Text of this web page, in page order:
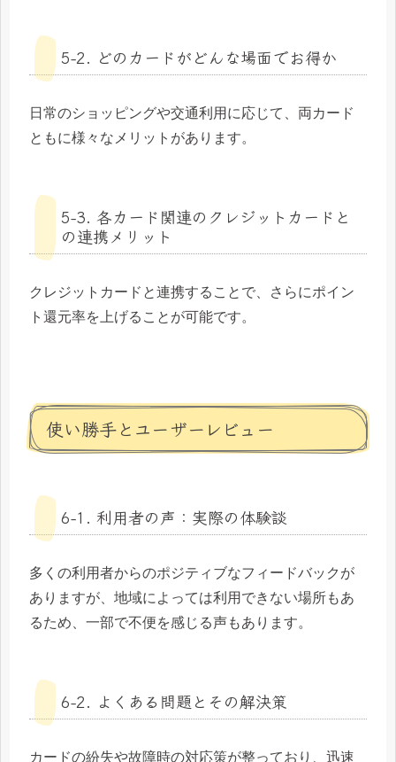
5-2. どのカードがどんな場面でお得か
日常のショッピングや交通利用に応じて、両カード
ともに様々なメリットがあります。
5-3. 各カード関連のクレジットカードと
の連携メリット
クレジットカードと連携することで、さらにポイン
ト還元率を上げることが可能です。
使い勝手とユーザーレビュー
6-1. 利用者の声：実際の体験談
多くの利用者からのポジティブなフィードバックが
ありますが、地域によっては利用できない場所もあ
るため、一部で不便を感じる声もあります。
6-2. よくある問題とその解決策
カードの紛失や故障時の対応策が整っており、迅速